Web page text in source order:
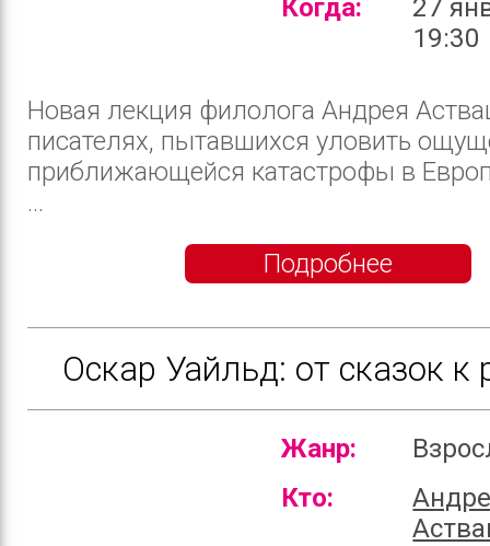
Когда:
27
19:30
Новая лекция филолога Андрея
писателях, пытавшихся уловить
приближающейся катастрофы в
...
Подробнее
Оскар Уайльд: от сказок к
Жанр:
Кто: